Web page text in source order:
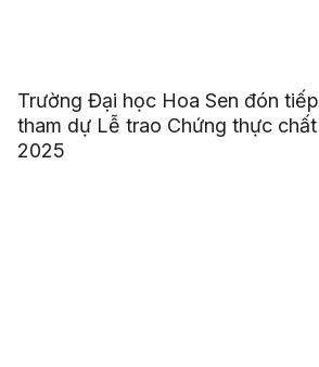
Trường Đại học Hoa Sen đón
tham dự Lễ trao Chứng thực
2025